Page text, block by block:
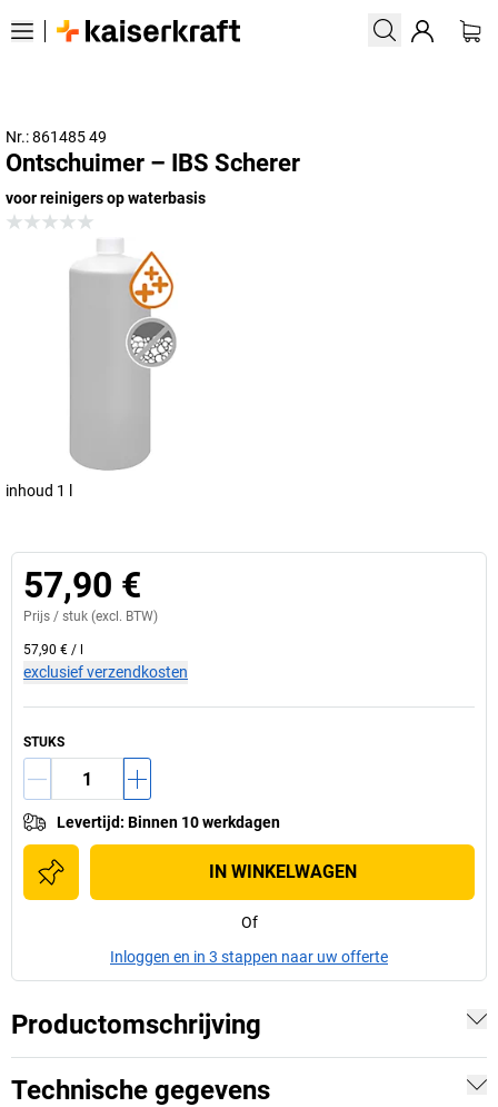
Nr.: 861485 49
Ontschuimer – IBS Scherer
voor reinigers op waterbasis
inhoud 1 l
57,90 €
Prijs / stuk (excl. BTW)
57,90 € /
exclusief verzendkosten
STUKS
Levertijd: Binnen 10 werkdagen
IN WINKELWAGEN
Of
Inloggen en in 3 stappen naar uw offerte
Productomschrijving
Technische gegevens